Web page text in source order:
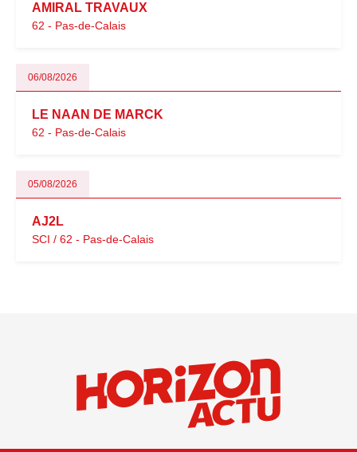
AMIRAL TRAVAUX
62 - Pas-de-Calais
06/08/2026
LE NAAN DE MARCK
62 - Pas-de-Calais
05/08/2026
AJ2L
SCI / 62 - Pas-de-Calais